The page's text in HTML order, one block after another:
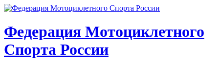
Федерация Мотоциклетного
Спорта России